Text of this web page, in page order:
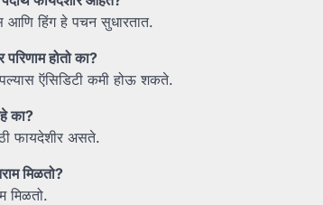
हिंग हे पचन सुधारतात.
परिणामहोतोका?
ऍसिडिटी कमी होऊ शकते.
का?
फायदेशीर असते.
मिळतो?
मिळतो.